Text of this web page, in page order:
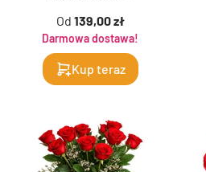
Od 139,00 zł
Darmowa dostawa!
Kup teraz